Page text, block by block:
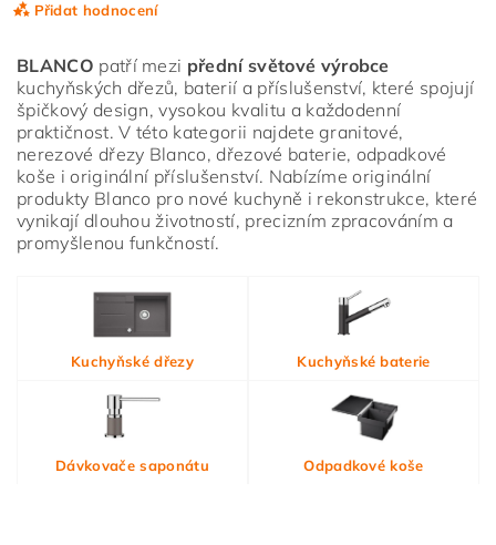
Přidat hodnocení
Vložením hodnocení souhlasíte s
podmínkami ochrany
osobních údajů
BLANCO patří mezi přední světové výrobce
kuchyňských dřezů, baterií a příslušenství, které spojují
špičkový design, vysokou kvalitu a každodenní
praktičnost. V této kategorii najdete granitové,
nerezové dřezy Blanco, dřezové baterie, odpadkové
koše i originální příslušenství. Nabízíme originální
produkty Blanco pro nové kuchyně i rekonstrukce, které
vynikají dlouhou životností, precizním zpracováním a
promyšlenou funkčností.
Kuchyňské dřezy Kuchyňské baterie
Dávkovače saponátu Odpadkové koše